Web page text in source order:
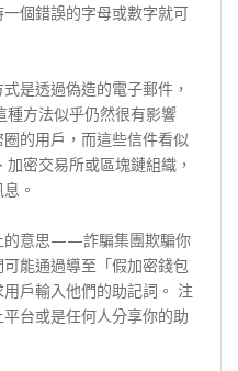
個錯誤的字母或數字就可
是透過偽造的電子郵件，
種方法似乎仍然很有影響
的用戶，而這些信件看似
密交易所或區塊鏈組織，
。
的意思——詐騙集團欺騙你
能通過導至「假加密錢包
戶輸入他們的助記詞。 注
台或是任何人分享你的助